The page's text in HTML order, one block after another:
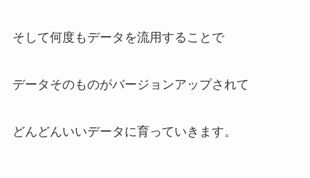
そして何度もデータを流用することで
データそのものがバージョンアップされて
どんどんいいデータに育っていきます。